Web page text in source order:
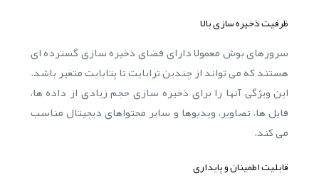
ظرفیت ذخیره سازی بالا
سرورهای بوش معمولا دارای فضای ذخیره سازی گسترده ای
هستند که می تواند از چندین ترابایت تا پتابایت متغیر باشد.
این ویژگی آنها را برای ذخیره سازی حجم زیادی از داده ها،
فایل ها، تصاویر، ویدیوها و سایر محتواهای دیجیتال مناسب
می کند.
قابلیت اطمینان و پایداری